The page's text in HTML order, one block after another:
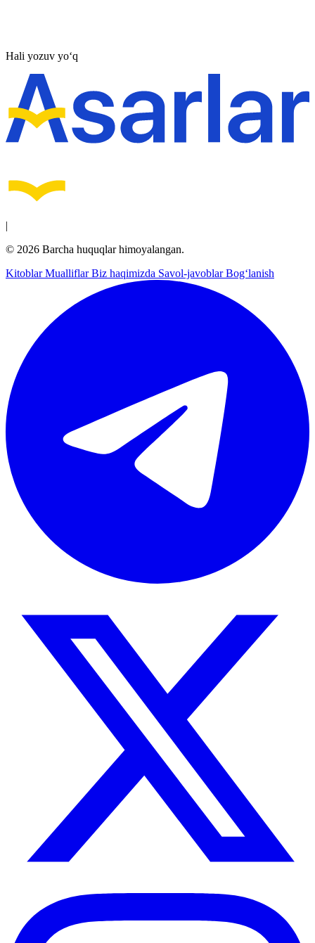
Hali yozuv yo‘q
|
© 2026 Barcha huquqlar himoyalangan.
KitoblarMualliflarBiz haqimizda Savol-javoblarBog‘lanish